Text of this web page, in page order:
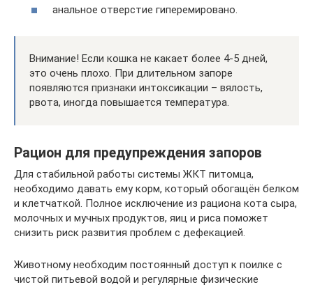
анальное отверстие гиперемировано.
Внимание! Если кошка не какает более 4-5 дней,
это очень плохо. При длительном запоре
появляются признаки интоксикации – вялость,
рвота, иногда повышается температура.
Рацион для предупреждения запоров
Для стабильной работы системы ЖКТ питомца,
необходимо давать ему корм, который обогащён белком
и клетчаткой. Полное исключение из рациона кота сыра,
молочных и мучных продуктов, яиц и риса поможет
снизить риск развития проблем с дефекацией.
Животному необходим постоянный доступ к поилке с
чистой питьевой водой и регулярные физические